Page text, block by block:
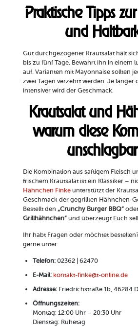
Praktische Tipps
und
Gut durchgezogener Krautsalat hält
bis zu fünf Tage. Bewahrt ihn in einem
auf. Varianten mit Mayonnaise sollten
zwei Tagen verzehrt werden. Je länger
intensiver wird der Geschmack.
Krautsalat und
warum diese
Die Kombination aus saftigem Fleisch
frischem Krautsalat ist ein Klassiker –
Hähnchen Finkeunterstützt der
Geschmack der gegrillten Hähnchen-
Bestellt den „Crunchy Burger BBQ“
Grillhähnchen“und überzeugt Euch
Ihr habt Fragen oder möchtet
gerne unter:
Telefon:02362 | 62470
E-Mail: kontakt-finke@t-online.de
Adresse:Friedrichstraße 1b, 46284
Öffnungszeiten:
Montag: 12:00 Uhr – 20:30 Uhr
Dienstag: Ruhetag